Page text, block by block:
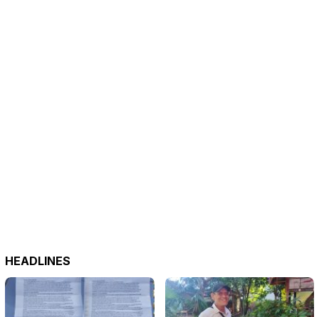
HEADLINES